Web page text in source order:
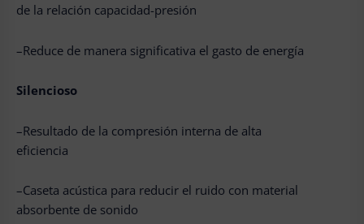
de la relación capacidad-presión
–Reduce de manera significativa el gasto de energía
Silencioso
–Resultado de la compresión interna de alta
eficiencia
–Caseta acústica para reducir el ruido con material
absorbente de sonido